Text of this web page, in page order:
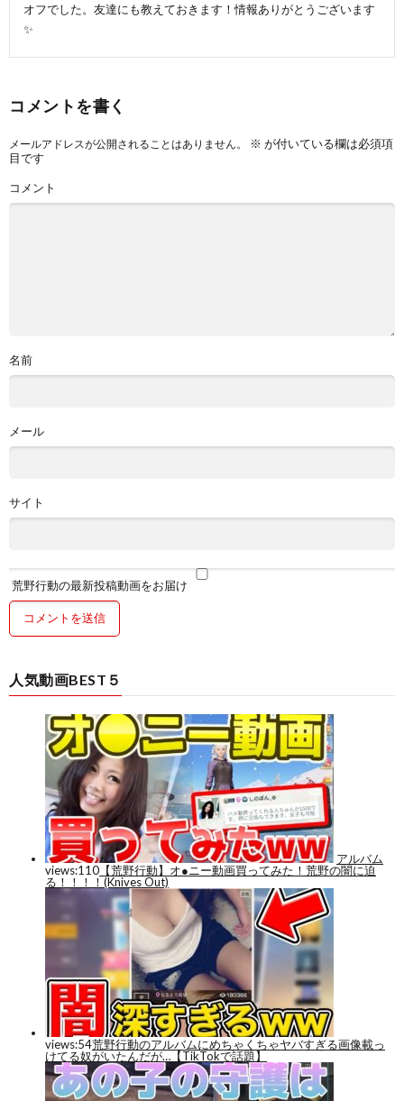
オフでした。友達にも教えておきます！情報ありがとうございます
✨
コメントを書く
メールアドレスが公開されることはありません。 ※ が付いている欄は必須項
目です
コメント
名前
メール
サイト
荒野行動の最新投稿動画をお届け
人気動画BEST５